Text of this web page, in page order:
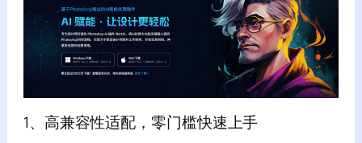
1、高兼容性适配，零门槛快速上手